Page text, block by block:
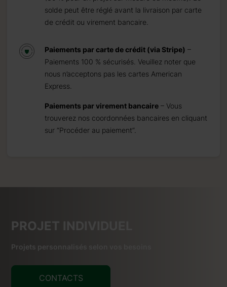
solde peut être réglé avant la livraison par carte
de crédit ou virement bancaire.
Paiements par carte de crédit (via Stripe) –
Paiements 100 % sécurisés. Veuillez noter que
nous n’acceptons pas les cartes American
Express.
Paiements par virement bancaire – Vous
trouverez nos coordonnées bancaires en cliquant
sur “Procéder au paiement”.
PROJET INDIVIDUEL
Projets personnalisés selon vos besoins
CONTACTS